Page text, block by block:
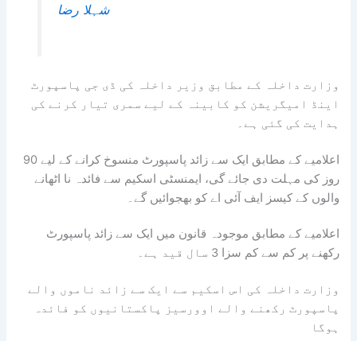
شہلا رضا
وزارت داخلہ کے مطابق وزیر داخلہ کی ڈی جی پاسپورٹ
اینڈ امیگریشن کو کابینہ کے لیے سمری تیار کرنے کی
ہدایت کی گئی ہے۔
اعلامیے کے مطابق ایک سے زائد پاسپورٹ منسوخ کرانے کے لیے 90
روز کی مہلت دی جائے گی، ایمنسٹی اسکیم سے فائدہ نا اٹھانے
والوں کے کیسز ایف آئی اے کو بھجوائیں گے۔
اعلامیے کے مطابق موجودہ قانون میں ایک سے زائد پاسپورٹ
رکھنے پر کم سے کم سزا 3 سال قید ہے۔
وزارت داخلہ کی اس اسکیم سے ایک سے زائد ناموں والے
پاسپورٹ رکھنے والے اوورسیز پاکستانیوں کو فائدہ
ہوگا